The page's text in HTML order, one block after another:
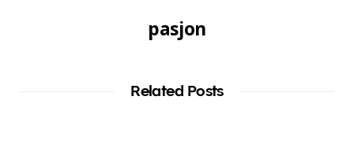
pasjon
Related Posts